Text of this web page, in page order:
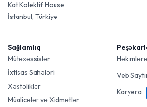
Kat Kolektif House
İstanbul, Türkiye
Sağlamlıq
Mütəxəssislər
İxtisas Sahələri
Xəstəliklər
Müalicələr və Xidmətlər
Veb
Karyera